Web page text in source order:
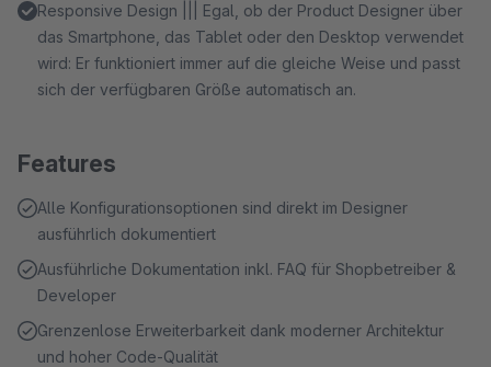
Responsive Design ||| Egal, ob der Product Designer über
das Smartphone, das Tablet oder den Desktop verwendet
wird: Er funktioniert immer auf die gleiche Weise und passt
sich der verfügbaren Größe automatisch an.
Features
Alle Konfigurationsoptionen sind direkt im Designer
ausführlich dokumentiert
Ausführliche Dokumentation inkl. FAQ für Shopbetreiber &
Developer
Grenzenlose Erweiterbarkeit dank moderner Architektur
und hoher Code-Qualität